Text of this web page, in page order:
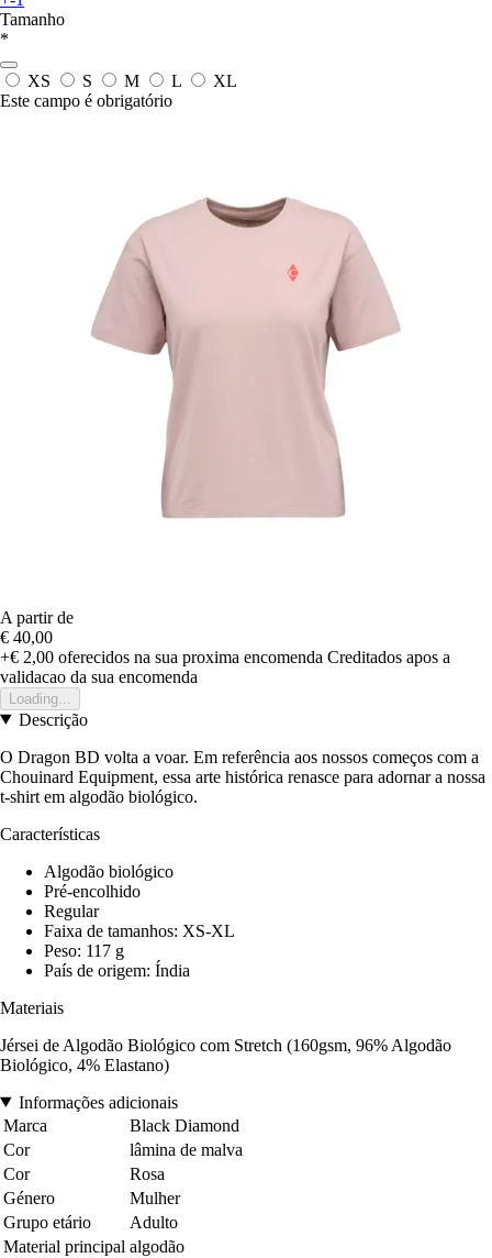
Tamanho
*
XS S M L
XL
Este campo é obrigatório
A partir de
€ 40,00
+€ 2,00 oferecidos na sua proxima encomenda Creditados apos a
validacao da sua encomenda
Loading...
Descrição
O Dragon BD volta a voar. Em referência aos nossos começos com a
Chouinard Equipment, essa arte histórica renasce para adornar a nossa
t-shirt em algodão biológico.
Características
Algodão biológico
Pré-encolhido
Regular
Faixa de tamanhos: XS-XL
Peso: 117 g
País de origem: Índia
Materiais
Jérsei de Algodão Biológico com Stretch (160gsm, 96% Algodão
Biológico, 4% Elastano)
Informações adicionais
Marca
Black Diamond
Cor
lâmina de malva
Cor
Rosa
Género
Mulher
Grupo etário
Adulto
Material principal algodão